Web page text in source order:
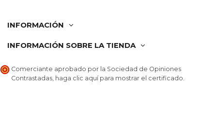
INFORMACIÓN
INFORMACIÓN SOBRE LA TIENDA
Comerciante aprobado por la Sociedad de Opiniones
Contrastadas, haga clic aquí para mostrar el certificado